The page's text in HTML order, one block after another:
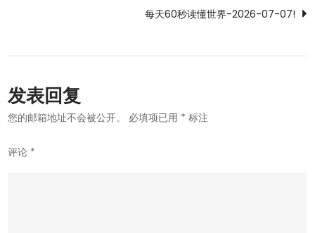
导
航
每天60秒读懂世界-2026-07-07!
发表回复
您的邮箱地址不会被公开。 必填项已用 * 标注
评论 *